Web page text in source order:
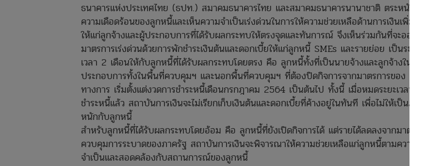
ธนาคารแห่งประเทศไทย (ธปท.) สมาคมธนาคารไทย และสมาคมธนาคารนานาชาติ ตระหนักถึง
ความเดือดร้อนของลูกหนี้และเห็นความจำเป็นเร่งด่วนในการให้ความช่วยเหลือด้านการเงินเพิ่มเติม
ให้แก่ลูกจ้างและผู้ประกอบการที่ได้รับผลกระทบให้ตรงจุดและทันการณ์ จึงเห็นร่วมกันที่จะออก
มาตรการเร่งด่วนด้วยการพักชำระเงินต้นและดอกเบี้ยให้แก่ลูกหนี้ SMEs และรายย่อย เป็นระยะ
เวลา 2 เดือนให้กับลูกหนี้ที่ได้รับผลกระทบโดยตรง คือ ลูกหนี้ทั้งที่เป็นนายจ้างและลูกจ้างในสถาน
ประกอบการทั้งในพื้นที่ควบคุมฯ และนอกพื้นที่ควบคุมฯ ที่ต้องปิดกิจการจากมาตรการของ
ทางการ เริ่มตั้งแต่งวดการชำระหนี้เดือนกรกฎาคม 2564 เป็นต้นไป ทั้งนี้ เมื่อหมดระยะเวลาพัก
ชำระหนี้แล้ว สถาบันการเงินจะไม่เรียกเก็บเงินต้นและดอกเบี้ยที่ค้างอยู่ในทันที เพื่อไม่ให้เป็นภาระ
หนักกับลูกหนี้
สำหรับลูกหนี้ที่ได้รับผลกระทบโดยอ้อม คือ ลูกหนี้ที่ยังเปิดกิจการได้ แต่รายได้ลดลงจากมาตรการ
ควบคุมการระบาดของภาครัฐ สถาบันการเงินจะพิจารณาให้ความช่วยเหลือแก่ลูกหนี้ตามความ
จำเป็นและสอดคล้องกับสถานการณ์ของลูกหนี้